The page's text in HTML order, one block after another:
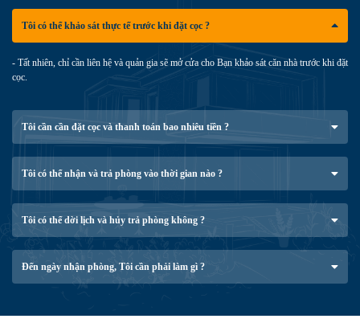
Tôi có thể khảo sát thực tế trước khi đặt cọc ?
- Tất nhiên, chỉ cần liên hệ và quản gia sẽ mở cửa cho Bạn khảo sát căn nhà trước khi đặt
cọc.
Tôi cần cần đặt cọc và thanh toán bao nhiêu tiền ?
Tôi có thể nhận và trả phòng vào thời gian nào ?
Tôi có thể dời lịch và hủy trả phòng không ?
Đến ngày nhận phòng, Tôi cần phải làm gì ?